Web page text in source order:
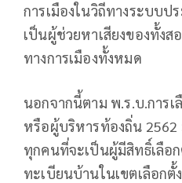
การเมืองในวิถีทางระบบ
เป็นผู้ช่วยหาเสียงของทั้ง
ทางการเมืองทั้งหมด
นอกจากนี้ตาม พ.ร.บ.การ
หรือผู้บริหารท้องถิ่น 2562
ทุกคนที่จะเป็นผู้มีสิทธิ์เลือ
ทะเบียนบ้านในเขตเลือกตั้